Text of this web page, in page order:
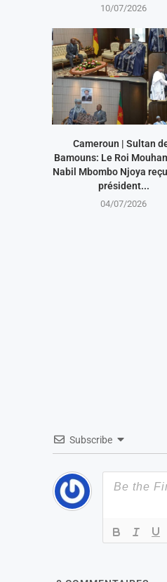
10/07/2026
Cameroun | Sultan
Bamouns: Le Roi
Nabil Mbombo Njoya
président...
04/07/2026
Subscribe